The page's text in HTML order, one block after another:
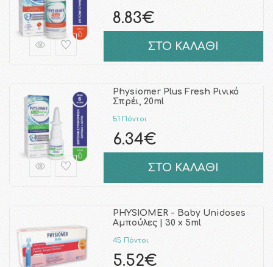
8.83€
ΣΤΟ ΚΑΛΑΘΙ
Physiomer Plus Fresh Ρινικό
Σπρέι, 20ml
51 Πόντοι
6.34€
ΣΤΟ ΚΑΛΑΘΙ
PHYSIOMER - Baby Unidoses
Αμπούλες | 30 x 5ml
45 Πόντοι
5.52€